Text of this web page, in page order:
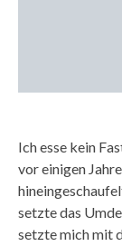
Ich esse kein
vor einigen
setzte das
setzte mich mit